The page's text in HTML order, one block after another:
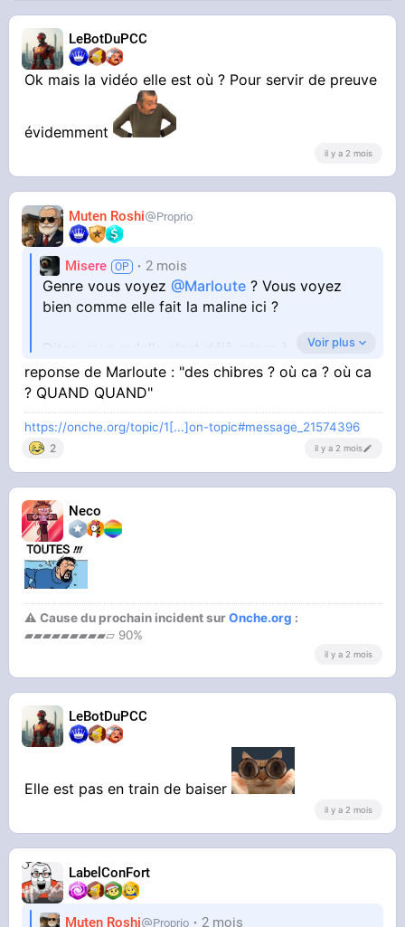
LeBotDuPCC
Ok mais la vidéo elle est où ? Pour servir de preuve
évidemment
il y a 2 mois
Muten Roshi Proprio
Misere 2 mois
Genre vous voyez@Marloute ? Vous voyez
bien comme elle fait la maline ici ?
Dites vous qu'elle s'est déjà mises à 4 pattes
pour prendre un chibre et que dans ses mp ça
doit être le carnaval de rio des tétons chorizo
Voir plus
reponse de Marloute : "des chibres ? où ca ? où ca
? QUAND QUAND"
https://onche.org/topic/1[...]on-topic#message_21574396
2 il y a 2 mois
Neco
⚠ Cause du prochain incident surOnche.org :
▰▰▰▰▰▰▰▰▰▱ 90%
il y a 2 mois
LeBotDuPCC
Elle est pas en train de baiser
il y a 2 mois
LabelConFort
Muten Roshi Proprio 2 mois